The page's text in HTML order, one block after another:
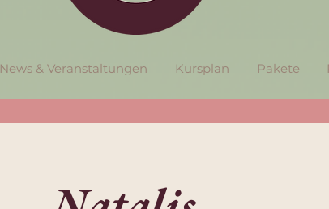
News & Veranstaltungen Kursplan Pakete